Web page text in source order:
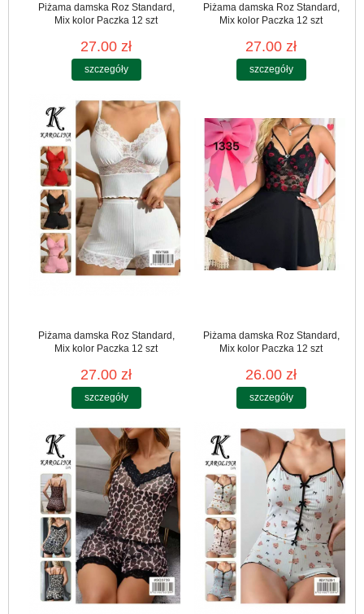
Piżama damska Roz Standard,
Mix kolor Paczka 12 szt
27.00 zł
szczegóły
Piżama damska Roz Standard,
Mix kolor Paczka 12 szt
27.00 zł
szczegóły
Piżama damska Roz Standard,
Mix kolor Paczka 12 szt
27.00 zł
szczegóły
Piżama damska Roz Standard,
Mix kolor Paczka 12 szt
26.00 zł
szczegóły